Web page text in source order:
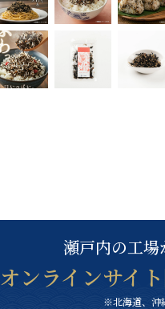
瀬戸内の工
オンラインサイ
※北海道、沖